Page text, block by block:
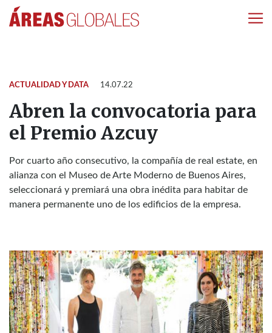
ACTUALIDAD Y DATA 14.07.22
Abren la convocatoria para
el Premio Azcuy
Por cuarto año consecutivo, la compañía de real estate, en
alianza con el Museo de Arte Moderno de Buenos Aires,
seleccionará y premiará una obra inédita para habitar de
manera permanente uno de los edificios de la empresa.